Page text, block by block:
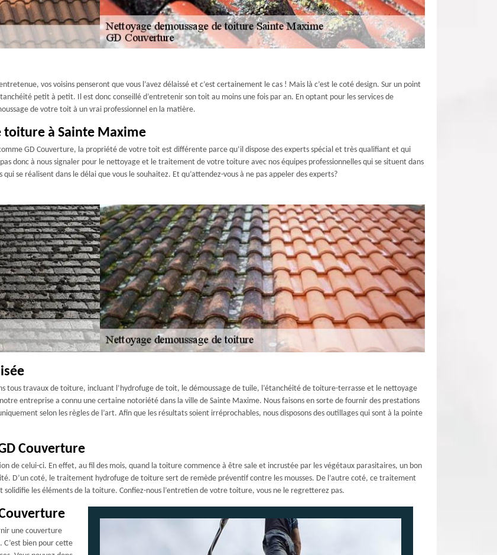
vos voisins penseront que vous l’avez délaissé et c’est certainement le cas ! Mais là c’est le coté design. Sur un point
petit à petit. Il est donc conseillé d’entretenir son toit au moins une fois par an. En optant pour les services de
de votre toit à un vrai professionnel en la matière.
à Sainte Maxime
GD Couverture, la propriété de votre toit est différente parce qu’il dispose des experts spécial et très qualifiant et qui
donc à nous signaler pour le nettoyage et le traitement de votre toiture avec nos équipes professionnelles qui se situent dans
se réalisent dans le délai que vous le souhaitez. Et qu’attendez-vous à ne pas appeler des experts?
tous travaux de toiture, incluant l’hydrofuge de toit, le démoussage de tuile, l’étanchéité de toiture-terrasse et le nettoyage
entreprise a connu une certaine notoriété dans la ville de Sainte Maxime. Nous faisons en sorte de fournir des prestations
selon les règles de l’art. Afin que les résultats soient irréprochables, nous disposons des outillages qui sont à la pointe
Couverture
de celui-ci. En effet, au fil des mois, quand la toiture commence à être sale et incrustée par les végétaux parasitaires, un bon
D’un coté, le traitement hydrofuge de toiture sert de remède préventif contre les mousses. De l’autre coté, ce traitement
les éléments de la toiture. Confiez-nous l’entretien de votre toiture, vous ne le regretterez pas.
une couverture
bien pour cette